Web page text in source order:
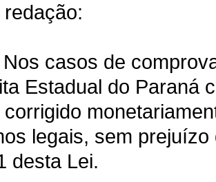
Nos casos de
Estadual do Paraná
corrigido
legais, sem
desta Lei.